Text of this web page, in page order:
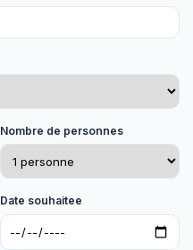
Nombre de personnes
Date souhaitee